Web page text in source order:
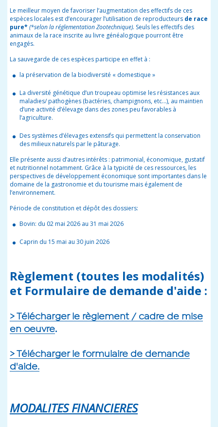
Le meilleur moyen de favoriser l’augmentation des effectifs de ces
espèces locales est d’encourager l’utilisation de reproducteurs de race
pure*(*selon la réglementation Zootechnique). Seuls les effectifs des
animaux de la race inscrite au livre généalogique pourront être
engagés.
La sauvegarde de ces espèces participe en effet à :
la préservation de la biodiversité « domestique »
La diversité génétique d’un troupeau optimise les résistances aux
maladies/ pathogènes (bactéries, champignons, etc…), au maintien
d’une activité d’élevage dans des zones peu favorables à
l’agriculture.
Des systèmes d’élevages extensifs qui permettent la conservation
des milieux naturels par le pâturage.
Elle présente aussi d’autres intérêts : patrimonial, économique, gustatif
et nutritionnel notamment. Grâce à la typicité de ces ressources, les
perspectives de développement économique sont importantes dans le
domaine de la gastronomie et du tourisme mais également de
l’environnement.
Période de constitution et dépôt des dossiers:
Bovin: du 02 mai 2026 au 31 mai 2026
Caprin du 15 mai au 30 juin 2026
Règlement (toutes les modalités)
et Formulaire de demande d'aide :
> Télécharger le règlement / cadre de mise
en oeuvre.
> Télécharger le formulaire de demande
d'aide.
MODALITES FINANCIERES